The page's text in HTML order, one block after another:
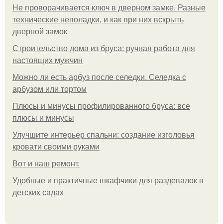
Не проворачивается ключ в дверном замке. Разные
технические неполадки, и как при них вскрыть
дверной замок
Строительство дома из бруса: ручная работа для
настоящих мужчин
Можно ли есть арбуз после селедки. Селедка с
арбузом или тортом
Плюсы и минусы профилированного бруса: все
плюсы и минусы
Улучшите интерьер спальни: создание изголовья
кровати своими руками
Boт и наш ремoнт.
Удобные и практичные шкафчики для раздевалок в
детских садах